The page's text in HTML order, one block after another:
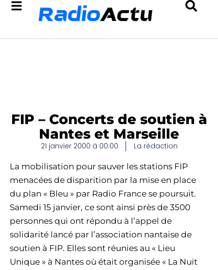
FIP – Concerts de soutien à
Nantes et Marseille
21 janvier 2000 à 00:00 La rédaction
La mobilisation pour sauver les stations FIP
menacées de disparition par la mise en place
du plan « Bleu » par Radio France se poursuit.
Samedi 15 janvier, ce sont ainsi près de 3500
personnes qui ont répondu à l’appel de
solidarité lancé par l’association nantaise de
soutien à FIP. Elles sont réunies au « Lieu
Unique » à Nantes où était organisée « La Nuit